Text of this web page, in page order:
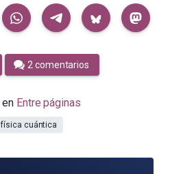
2 comentarios
en Entre páginas
física cuántica